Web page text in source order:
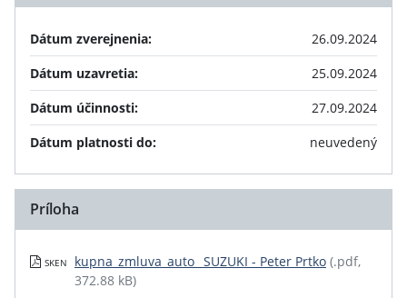
Dátum zverejnenia:
26.09.2024
Dátum uzavretia:
25.09.2024
Dátum účinnosti:
27.09.2024
Dátum platnosti do:
neuvedený
Príloha
SKEN kupna_zmluva_auto_ SUZUKI - Peter Prtko (.pdf,
372.88 kB)